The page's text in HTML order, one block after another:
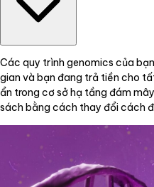
Các quy trình genomics của
gian và bạn đang trả tiền cho
ẩn trong cơ sở hạ tầng đám
sách bằng cách thay đổi cách